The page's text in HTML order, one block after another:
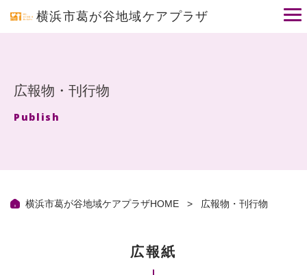
の
横浜市葛が谷地域ケアプラザ
広報物・刊行物
Publish
横浜市葛が谷地域ケアプラザHOME 広報物・刊行物
広報紙